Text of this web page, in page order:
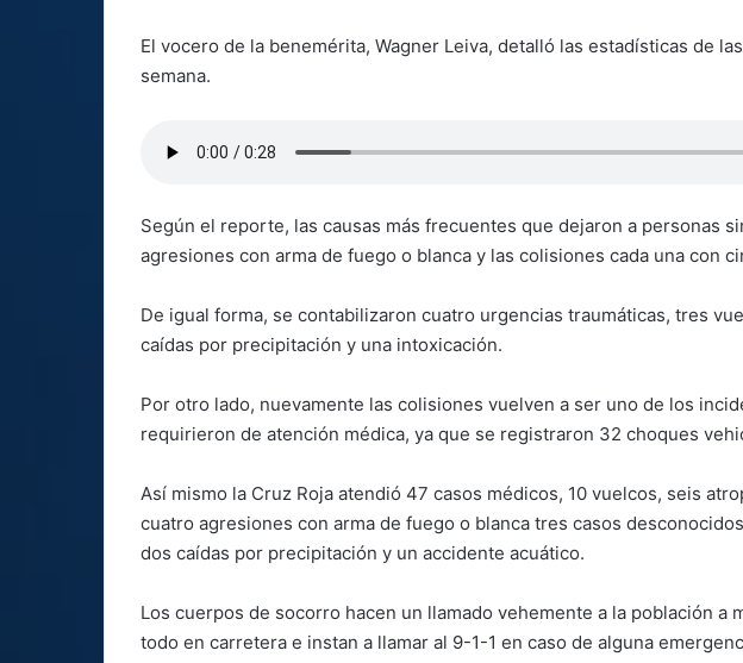
El vocero de la benemérita, Wagner Leiva, detalló las estadísticas de
semana.
Según el reporte, las causas más frecuentes que dejaron a personas
agresiones con arma de fuego o blanca y las colisiones cada una con
De igual forma, se contabilizaron cuatro urgencias traumáticas, tres
caídas por precipitación y una intoxicación.
Por otro lado, nuevamente las colisiones vuelven a ser uno de los
requirieron de atención médica, ya que se registraron 32 choques
Así mismo la Cruz Roja atendió 47 casos médicos, 10 vuelcos, seis
cuatro agresiones con arma de fuego o blanca tres casos
dos caídas por precipitación y un accidente acuático.
Los cuerpos de socorro hacen un llamado vehemente a la población a
todo en carretera e instan a llamar al 9-1-1 en caso de alguna